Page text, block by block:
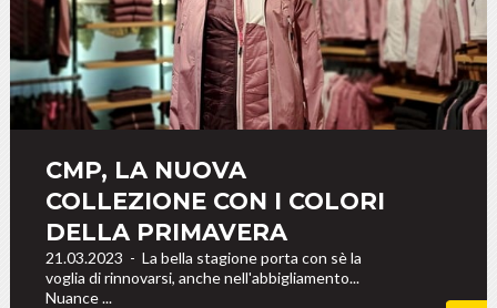
CMP, LA NUOVA
COLLEZIONE CON I COLORI
DELLA PRIMAVERA
21.03.2023 - La bella stagione porta con sè la
voglia di rinnovarsi, anche nell'abbigliamento...
Nuance ...